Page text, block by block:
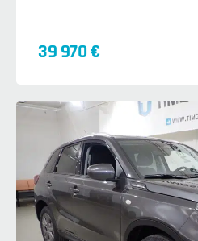
39 970 €